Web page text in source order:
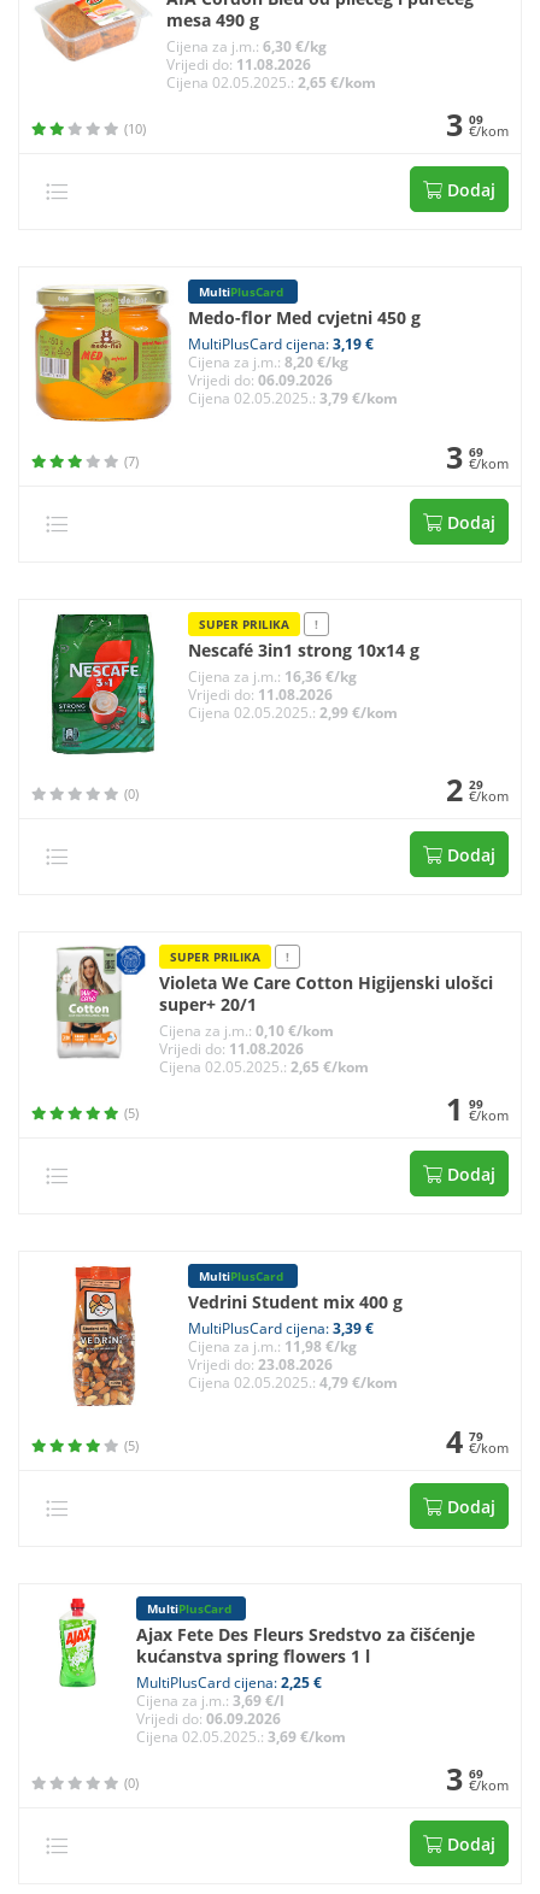
mesa 490 g
Cijena za j.m.: 6,30 €/kg
Vrijedi do: 11.08.2026
Cijena 02.05.2025.: 2,65 €/kom
(10) 3 09
€/kom
Dodaj
MultiPlusCard
Medo-flor Med cvjetni 450 g
MultiPlusCard cijena:3,19 €
Cijena za j.m.: 8,20 €/kg
Vrijedi do: 06.09.2026
Cijena 02.05.2025.: 3,79 €/kom
(7) 3 69
€/kom
Dodaj
SUPER PRILIKA !
Nescafé 3in1 strong 10x14 g
Cijena za j.m.: 16,36 €/kg
Vrijedi do: 11.08.2026
Cijena 02.05.2025.: 2,99 €/kom
(0) 2 29
€/kom
Dodaj
SUPER PRILIKA !
Violeta We Care Cotton Higijenski ulošci
super+ 20/1
Cijena za j.m.:0,10 €/kom
Vrijedi do: 11.08.2026
Cijena 02.05.2025.:2,65 €/kom
(5) 1 99
€/kom
Dodaj
MultiPlusCard
Vedrini Student mix 400 g
MultiPlusCard cijena:3,39 €
Cijena za j.m.: 11,98 €/kg
Vrijedi do: 23.08.2026
Cijena 02.05.2025.: 4,79 €/kom
(5) 4 79
€/kom
Dodaj
MultiPlusCard
Ajax Fete Des Fleurs Sredstvo za čišćenje
kućanstva spring flowers 1 l
MultiPlusCard cijena:2,25 €
Cijena za j.m.:3,69 €/l
Vrijedi do:06.09.2026
Cijena 02.05.2025.:3,69 €/kom
(0) 3 69
€/kom
Dodaj